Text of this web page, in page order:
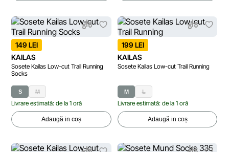
149 LEI
KAILAS
Sosete Kailas Low-cut Trail Running
Socks
S M
Livrare estimată: de la 1 oră
Adaugă in coș
199 LEI
KAILAS
Sosete Kailas Low-cut Trail Running
M L
Livrare estimată: de la 1 oră
Adaugă in coș